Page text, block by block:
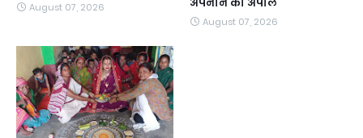
August 07, 2026
August 07, 2026